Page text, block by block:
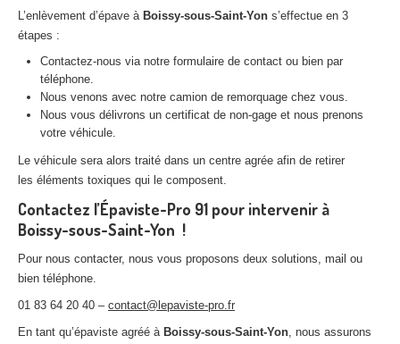
L’enlèvement d’épave àBoissy-sous-Saint-Yon s’effectue en 3
étapes :
Contactez-nous via notre formulaire de contact ou bien par
téléphone.
Nous venons avec notre camion de remorquage chez vous.
Nous vous délivrons un certificat de non-gage et nous prenons
votre véhicule.
Le véhicule sera alors traité dans un centre agrée afin de retirer
les éléments toxiques qui le composent.
Contactez l’Épaviste-Pro 91 pour intervenir à
Boissy-sous-Saint-Yon !
Pour nous contacter, nous vous proposons deux solutions, mail ou
bien téléphone.
01 83 64 20 40 – contact@lepaviste-pro.fr
En tant qu’épaviste agréé àBoissy-sous-Saint-Yon, nous assurons